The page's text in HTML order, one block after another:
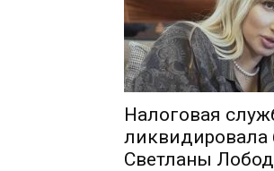
Налоговая
ликвидировала
Светланы